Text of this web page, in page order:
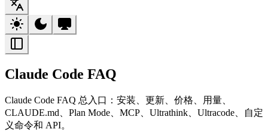
Claude Code FAQ
Claude Code FAQ 总入口：安装、更新、价格、用量、
CLAUDE.md、Plan Mode、MCP、Ultrathink、Ultracode、自定
义命令和 API。